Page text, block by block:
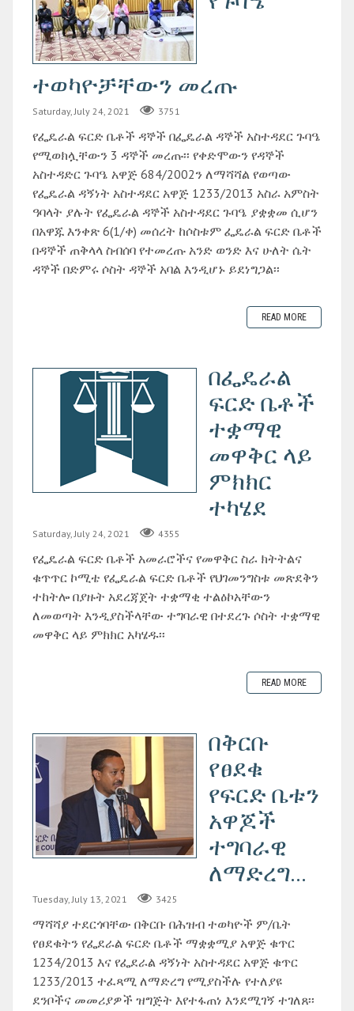
ተወካዮቻቸውን መረጡ
Saturday, July 24, 2021 3751
የፌዴራል ፍርድ ቤቶች ዳኞች በፌዴራል ዳኞች አስተዳደር ጉባዔ
የሚወክሏቸውን 3 ዳኞች መረጡ፡፡ የቀድሞውን የዳኞች
አስተዳድር ጉባዔ አዋጅ 684/2002ን ለማሻሻል የወጣው
የፌዴራል ዳኝነት አስተዳደር አዋጅ 1233/2013 አስራ አምስት
ዓባላት ያሉት የፌዴራል ዳኞች አስተዳደር ጉባዔ ያቋቋመ ሲሆን
በአዋጁ እንቀጽ 6(1/ቀ) መሰረት ከሶስቱም ፌዴራል ፍርድ ቤቶች
በዳኞች ጠቅላላ ስብሰባ የተመረጡ አንድ ወንድ እና ሁለት ሴት
ዳኞች በድምሩ ሶስት ዳኞች አባል እንዲሆኑ ይደነግጋል፡፡
READ MORE
በፌዴራል
ፍርድ ቤቶች
ተቋማዊ
መዋቅር ላይ
ምክክር
ተካሄደ
Saturday, July 24, 2021 4355
የፌዴራል ፍርድ ቤቶች አመራሮችና የመዋቅር ስራ ክትትልና
ቁጥጥር ኮሚቴ የፌዴራል ፍርድ ቤቶች የህገመንግስቱ መጽደቅን
ተከትሎ በያዙት አደረጃጀት ተቋማቂ ተልዕኮአቸውን
ለመወጣት እንዲያስችላቸው ተግባራዊ በተደረጉ ሶስት ተቋማዊ
መዋቅር ላይ ምክክር አካሄዱ፡፡
READ MORE
በቅርቡ
የፀደቁ
የፍርድ ቤቱን
አዋጆች
ተግባራዊ
ለማድረግ...
Tuesday, July 13, 2021 3425
ማሻሻያ ተደርጎባቸው በቅርቡ በሕዝብ ተወካዮች ም/ቤት
የፀደቁትን የፌደራል ፍርድ ቤቶች ማቋቋሚያ አዋጅ ቁጥር
1234/2013 እና የፌደራል ዳኝነት አስተዳደር አዋጅ ቁጥር
1233/2013 ተፈጻሚ ለማድረግ የሚያስችሉ የተለያዩ
ደንቦችና መመሪያዎች ዝግጅት እየተፋጠነ እንደሚገኝ ተገለጸ፡፡